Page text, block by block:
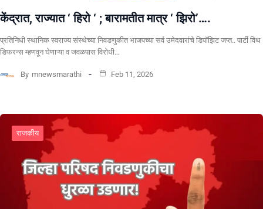
केंद्रात, राज्यात ‘ हिरो ‘ ; बारामतीत मात्र ‘ झिरो’….
प्रतिनिधी स्थानिक स्वराज्य संस्थेच्या निवडणुकीत भाजपच्या सर्व उमेदवारांचे डिपॉझिट जप्त.. पार्टी विथ
डिफरन्स म्हणवून घेणाऱ्या व जवळपास विरोधी…
By mnewsmarathi Feb 11, 2026
राजकीय